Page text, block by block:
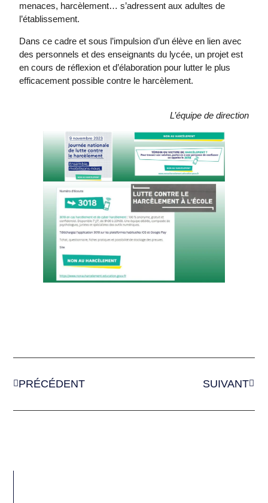
menaces, harcèlement… s’adressent aux adultes de
l’établissement.
Dans ce cadre et sous l’impulsion d’un élève en lien avec
des personnels et des enseignants du lycée, un projet est
en cours de réflexion et d’élaboration pour lutter le plus
efficacement possible contre le harcèlement.
L’équipe de direction
PRÉCÉDENT SUIVANT